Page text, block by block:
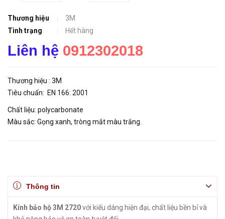
Thương hiệu
3M
Tình trạng
Hết hàng
Liên hệ 0912302018
Thương hiệu : 3M
Tiêu chuẩn: EN 166: 2001
Chất liệu: polycarbonate
Màu sắc: Gọng xanh, tròng mắt màu trắng.
Thông tin
Kính bảo hộ 3M 2720với kiểu dáng hiện đại, chất liệu bền bỉ và